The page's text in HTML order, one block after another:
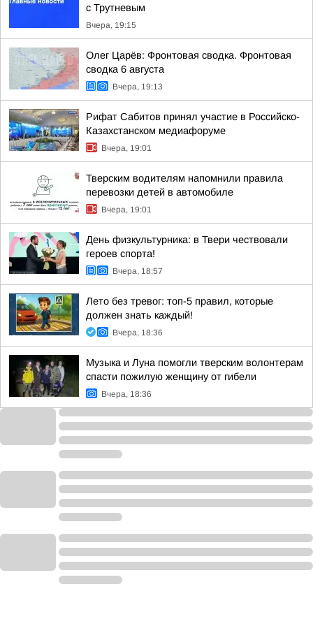
с Трутневым
Вчера, 19:15
Олег Царёв: Фронтовая сводка. Фронтовая
сводка 6 августа
Вчера, 19:13
Рифат Сабитов принял участие в Российско-
Казахстанском медиафоруме
Вчера, 19:01
Тверским водителям напомнили правила
перевозки детей в автомобиле
Вчера, 19:01
День физкультурника: в Твери чествовали
героев спорта!
Вчера, 18:57
Лето без тревог: топ-5 правил, которые
должен знать каждый!
Вчера, 18:36
Музыка и Луна помогли тверским волонтерам
спасти пожилую женщину от гибели
Вчера, 18:36